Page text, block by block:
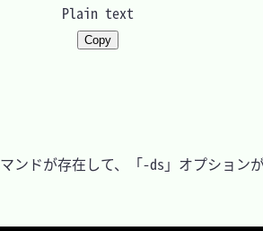
Plain text
Copy
ンドが存在して、「-ds」オプション